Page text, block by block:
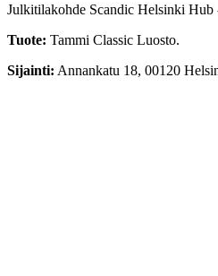
Julkitilakohde Scandic Helsinki Hub
Tuote: Tammi Classic Luosto.
Sijainti: Annankatu 18, 00120